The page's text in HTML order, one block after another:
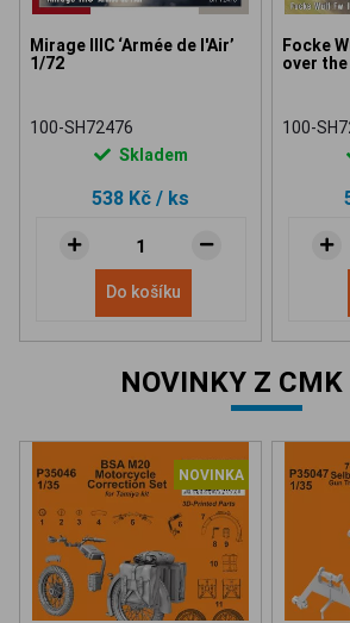
Mirage IIIC ‘Armée de l'Air’
1/72
100-SH72476
Skladem
538 Kč / ks
Do košíku
Focke
over
100-
NOVINKY Z
NOVINKA